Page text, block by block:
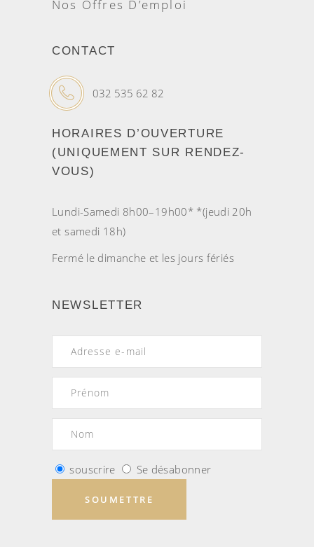
Nos Offres D’emploi
CONTACT
032 535 62 82
HORAIRES D’OUVERTURE
(UNIQUEMENT SUR RENDEZ-
VOUS)
Lundi-Samedi 8h00–19h00* *(jeudi 20h
et samedi 18h)
Fermé le dimanche et les jours fériés
NEWSLETTER
souscrire Se désabonner